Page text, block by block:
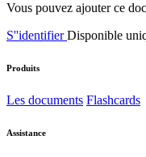
Vous pouvez ajouter ce
S''identifierDisponible
Produits
Les documents Flashcards
Assistance